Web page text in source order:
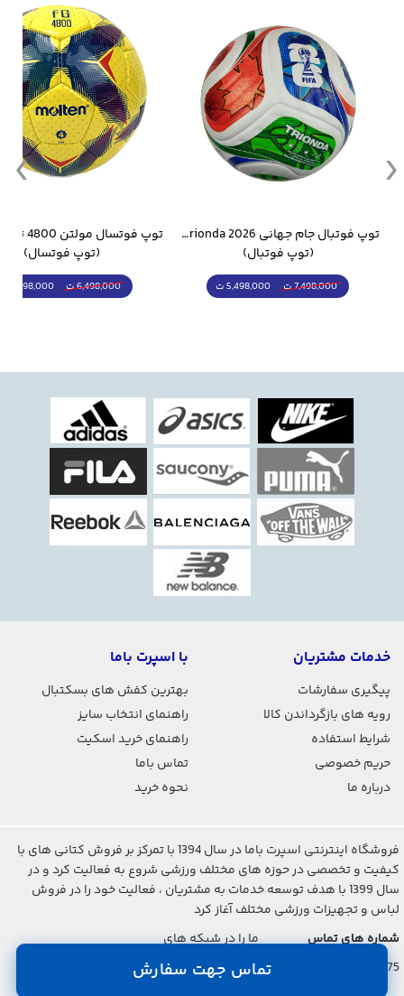
تماس جهت سفارش
توپ فوتبال جام جهانی 2026 Trionda مشابه اورجینال
(توپ فوتبال)
7,498,000 ت 5,498,000 ت
(توپ فوتسال)
6,498,000 ت 5,298,000 ت
خدمات مشتریان
پیگیری سفارشات
رویه های بازگرداندن کالا
شرایط استفاده
حریم خصوصی
درباره ما
با اسپرت باما
بهترین کفش های بسکتبال
راهنمای انتخاب سایز
راهنمای خرید اسکیت
تماس باما
نحوه خرید
فروشگاه اینترنتی اسپرت باما در سال 1394 با تمرکز بر فروش کتانی های با
کیفیت و تخصصی در حوزه های مختلف ورزشی شروع به فعالیت کرد و در
سال 1399 با هدف توسعه خدمات به مشتریان ، فعالیت خود را در فروش
لباس و تجهیزات ورزشی مختلف آغاز کرد
شماره های تماس
021-2842-7275
ما را در شبکه های
اجتماعی دنبال کنید